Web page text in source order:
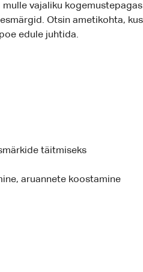
vajaliku
Otsin ametikohta,
edule juhtida.
täitmiseks
aruannete koostamine